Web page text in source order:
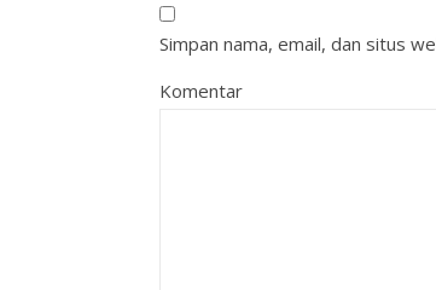
Simpan nama, email, dan situs
Komentar